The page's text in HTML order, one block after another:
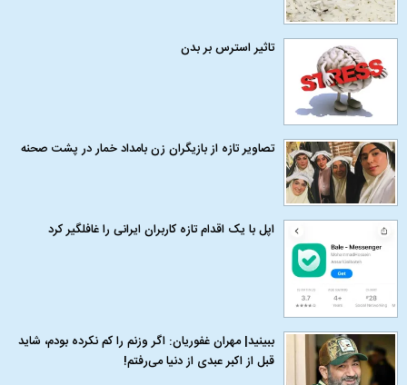
تاثیر استرس بر بدن
تصاویر تازه از بازیگران زن بامداد خمار در پشت صحنه
اپل با یک اقدام تازه کاربران ایرانی را غافلگیر کرد
ببینید| مهران غفوریان: اگر وزنم را کم نکرده بودم، شاید
قبل از اکبر عبدی از دنیا می‌رفتم!